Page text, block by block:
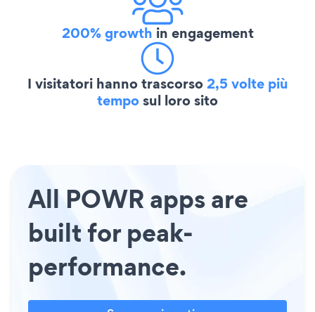
200% growth in engagement
I visitatori hanno trascorso2,5 volte più
temposul loro sito
All POWR apps are
built for peak-
performance.